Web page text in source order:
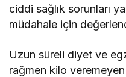
ciddi sağlık sorunları
müdahale için
Uzun süreli diyet ve
rağmen kilo